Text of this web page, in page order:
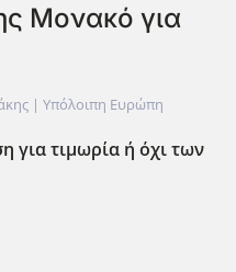
Μονακό για
| Υπόλοιπη Ευρώπη
για τιμωρία ή όχι των